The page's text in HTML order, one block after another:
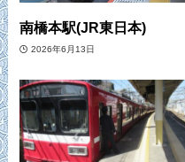
南橋本駅(JR東日本)
2026年6月13日